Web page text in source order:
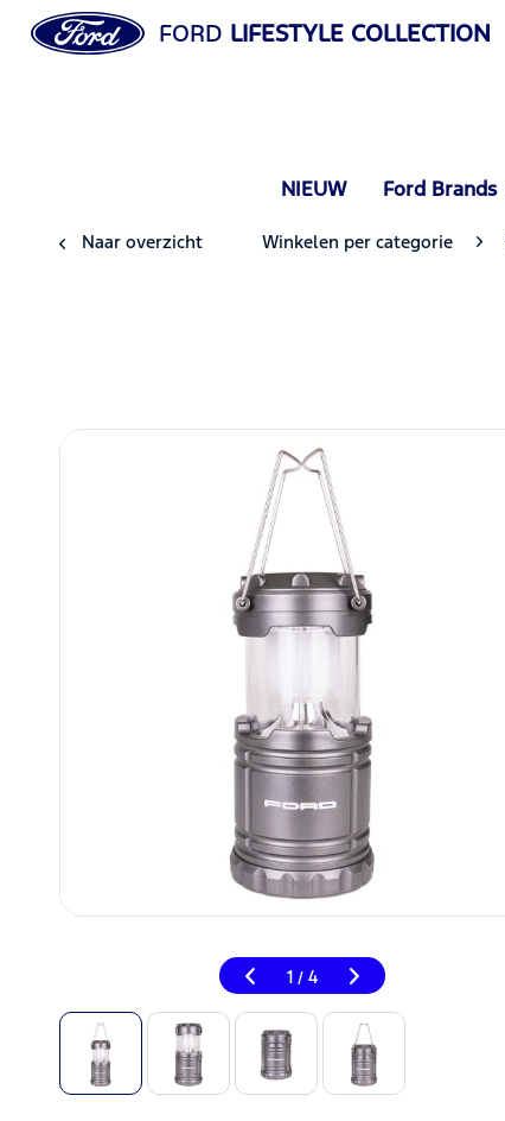
FORD LIFESTYLE COLLECTION
NIEUW Ford Brands
Naar overzicht Winkelen per categorie
1 / 4